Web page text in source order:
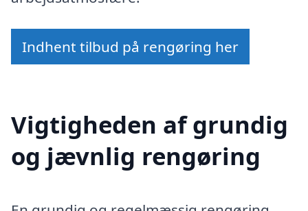
Indhent tilbud på rengøring her
Vigtigheden af grundig
og jævnlig rengøring